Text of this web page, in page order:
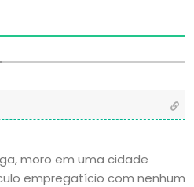
moro em uma cidade
empregatício com nenhum